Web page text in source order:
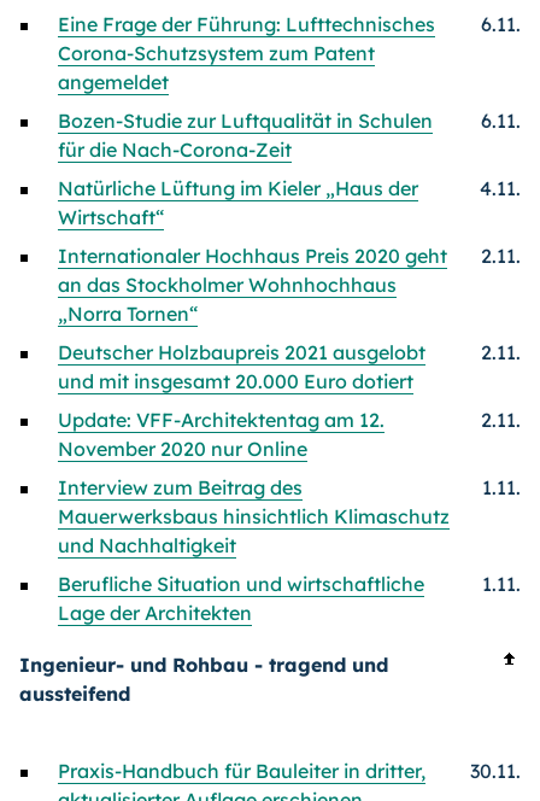
Eine Frage der Führung: Lufttechnisches
Corona-Schutzsystem zum Patent
angemeldet
6.11.
Bozen-Studie zur Luftqualität in Schulen
für die Nach-Corona-Zeit
6.11.
Natürliche Lüftung im Kieler „Haus der
Wirtschaft“
4.11.
Internationaler Hochhaus Preis 2020 geht
an das Stockholmer Wohnhochhaus
„Norra Tornen“
2.11.
Deutscher Holzbaupreis 2021 ausgelobt
und mit insgesamt 20.000 Euro dotiert
2.11.
Update: VFF-Architektentag am 12.
November 2020 nur Online
2.11.
Interview zum Beitrag des
Mauerwerksbaus hinsichtlich Klimaschutz
und Nachhaltigkeit
1.11.
Berufliche Situation und wirtschaftliche
Lage der Architekten
1.11.
Ingenieur- und Rohbau - tragend und
aussteifend
Praxis-Handbuch für Bauleiter in dritter,
30.11.